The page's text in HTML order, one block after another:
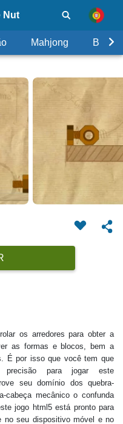
Nut
Mahjong Bolhas
os arredores para obter a
as formas e blocos, bem a
É por isso que você tem que
para jogar este
seu domínio dos quebra-
cabeça mecânico o confunda
jogo html5 está pronto para
no seu dispositivo móvel e no